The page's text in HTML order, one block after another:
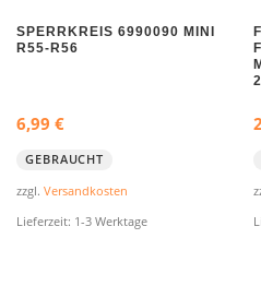
SPERRKREIS 6990090 MINI
R55-R56
6,99 €
GEBRAUCHT
zzgl. Versandkosten
Lieferzeit: 1-3 Werktage